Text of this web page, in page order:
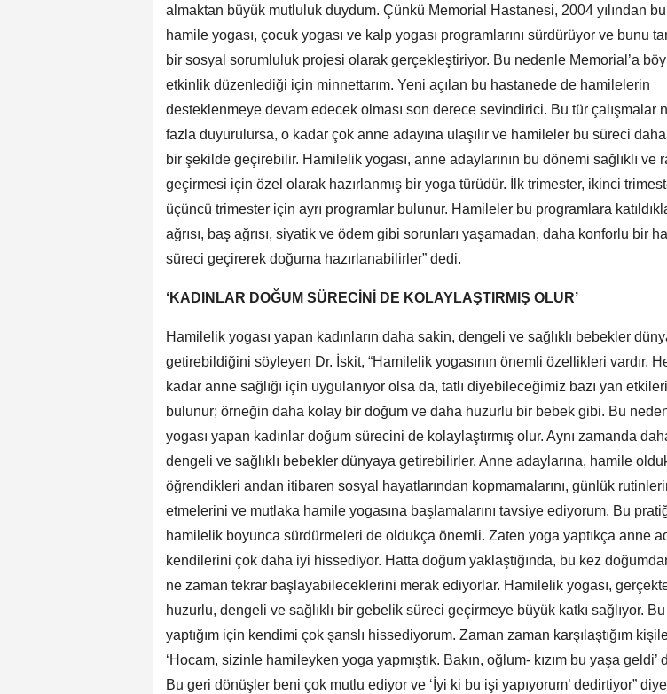
almaktan büyük mutluluk duydum. Çünkü Memorial Hastanesi, 2004 yılından
hamile yogası, çocuk yogası ve kalp yogası programlarını sürdürüyor ve bunu
bir sosyal sorumluluk projesi olarak gerçekleştiriyor. Bu nedenle Memorial’a
etkinlik düzenlediği için minnettarım. Yeni açılan bu hastanede de hamilelerin
desteklenmeye devam edecek olması son derece sevindirici. Bu tür çalışmalar
fazla duyurulursa, o kadar çok anne adayına ulaşılır ve hamileler bu süreci
bir şekilde geçirebilir. Hamilelik yogası, anne adaylarının bu dönemi sağlıklı ve
geçirmesi için özel olarak hazırlanmış bir yoga türüdür. İlk trimester, ikinci
üçüncü trimester için ayrı programlar bulunur. Hamileler bu programlara
ağrısı, baş ağrısı, siyatik ve ödem gibi sorunları yaşamadan, daha konforlu bir
süreci geçirerek doğuma hazırlanabilirler” dedi.
‘KADINLAR DOĞUM SÜRECİNİ DE KOLAYLAŞTIRMIŞ OLUR’
Hamilelik yogası yapan kadınların daha sakin, dengeli ve sağlıklı bebekler
getirebildiğini söyleyen Dr. İskit, “Hamilelik yogasının önemli özellikleri vardır.
kadar anne sağlığı için uygulanıyor olsa da, tatlı diyebileceğimiz bazı yan
bulunur; örneğin daha kolay bir doğum ve daha huzurlu bir bebek gibi. Bu
yogası yapan kadınlar doğum sürecini de kolaylaştırmış olur. Aynı zamanda
dengeli ve sağlıklı bebekler dünyaya getirebilirler. Anne adaylarına, hamile
öğrendikleri andan itibaren sosyal hayatlarından kopmamalarını, günlük
etmelerini ve mutlaka hamile yogasına başlamalarını tavsiye ediyorum. Bu
hamilelik boyunca sürdürmeleri de oldukça önemli. Zaten yoga yaptıkça anne
kendilerini çok daha iyi hissediyor. Hatta doğum yaklaştığında, bu kez
ne zaman tekrar başlayabileceklerini merak ediyorlar. Hamilelik yogası,
huzurlu, dengeli ve sağlıklı bir gebelik süreci geçirmeye büyük katkı sağlıyor.
yaptığım için kendimi çok şanslı hissediyorum. Zaman zaman karşılaştığım
‘Hocam, sizinle hamileyken yoga yapmıştık. Bakın, oğlum- kızım bu yaşa geldi’
Bu geri dönüşler beni çok mutlu ediyor ve ‘İyi ki bu işi yapıyorum’ dedirtiyor”